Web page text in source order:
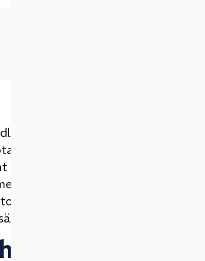
Manufacturing Swedenille
ja tasaisen tuotelaadun
Metechin kanssa akkreditoitujen
hallinnan alalla Toyota
ja minimaalisen